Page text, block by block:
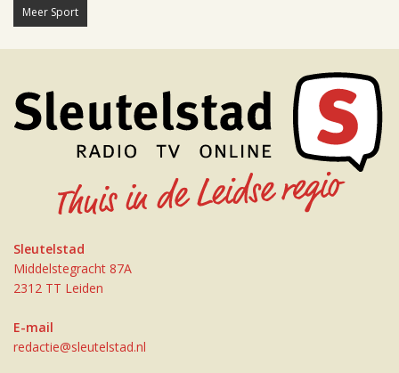
Meer Sport
Sleutelstad
Middelstegracht 87A
2312 TT Leiden
E-mail
redactie@sleutelstad.nl